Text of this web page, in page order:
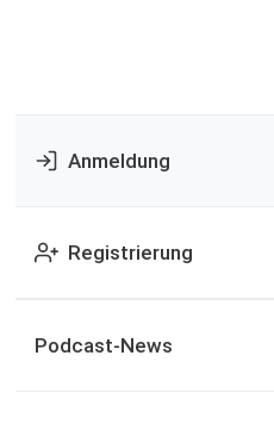
Anmeldung
Registrierung
Podcast-News